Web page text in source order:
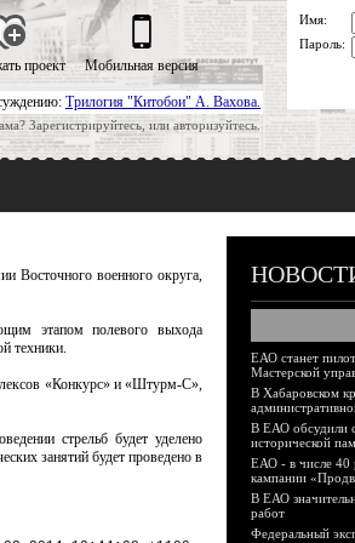
Трилогия "Китобои" А. Вахова.
Зарегистрируйтесь, или авторизуйтесь.
проект Мобильная версия
Имя:
Пароль:
Восточного военного округа,
этапом полевого выхода
техники.
«Конкурс» и «Штурм-С»,
стрельб будет уделено
занятий будет проведено в
ЕАО станет
Мастерской
В Хабаровском
В ЕАО обсудили
исторической
ЕАО - в числе 40
кампании
В ЕАО
работ
Федеральный